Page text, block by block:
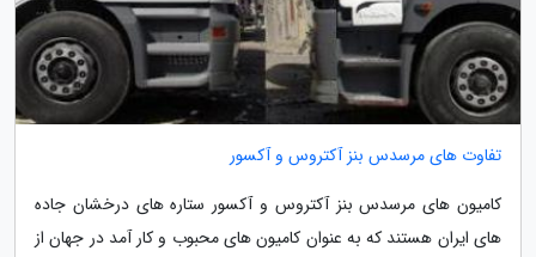
تفاوت های مرسدس بنز آکتروس و آکسور
کامیون های مرسدس بنز آکتروس و آکسور ستاره های درخشان جاده
های ایران هستند که به عنوان کامیون های محبوب و کار آمد در جهان از